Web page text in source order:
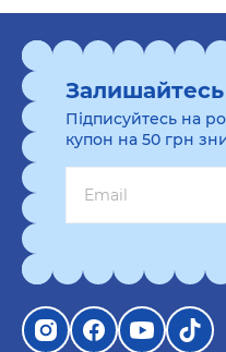
Залишайтесь
Підписуйтесь на
купон на 50 грн